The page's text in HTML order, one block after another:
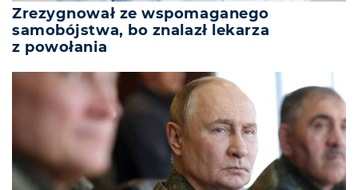
Zrezygnował ze wspomaganego
samobójstwa, bo znalazł lekarza
z powołania